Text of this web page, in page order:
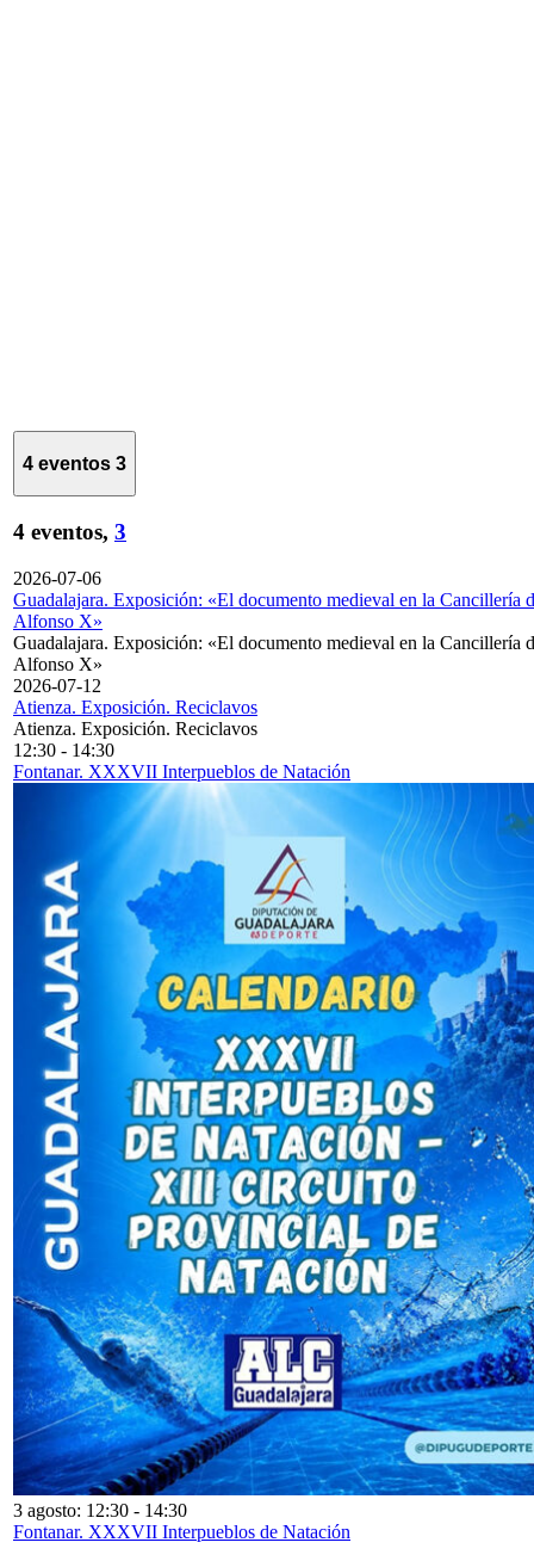
4 eventos 3
4 eventos, 3
2026-07-06
Guadalajara. Exposición: «El documento medieval en la Cancillería
Alfonso X»
Guadalajara. Exposición: «El documento medieval en la Cancillería
Alfonso X»
2026-07-12
Atienza. Exposición. Reciclavos
Atienza. Exposición. Reciclavos
12:30 - 14:30
Fontanar. XXXVII Interpueblos de Natación
3 agosto: 12:30 - 14:30
Fontanar. XXXVII Interpueblos de Natación